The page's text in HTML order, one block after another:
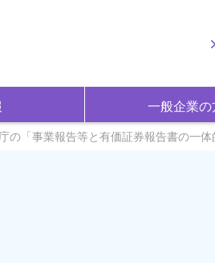
一般企業の
の「事業報告等と有価証券報告書の一